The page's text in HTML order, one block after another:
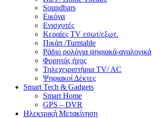
Soundbars
Εικόνα
Ενισχυτές
Κεραίες TV εσωτ/εξωτ.
Πικάπ /Turntable
Ράδιο ρολόγια ψηφιακά-αναλογικά
Φορητός ήχος
Τηλεχειριστήρια TV/ AC
Ψηφιακοί Δέκτες
Smart Tech & Gadgets
Smart Home
GPS – DVR
Ηλεκτρική Μετακίνηση